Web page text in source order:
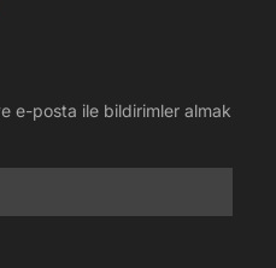
e-posta ile bildirimler almak